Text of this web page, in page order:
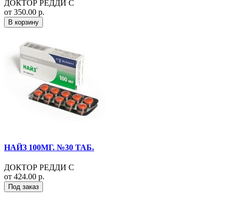
ДОКТОР РЕДДИ С
от 350.00 р.
В корзину
НАЙЗ 100МГ. №30 ТАБ.
ДОКТОР РЕДДИ С
от 424.00 р.
Под заказ